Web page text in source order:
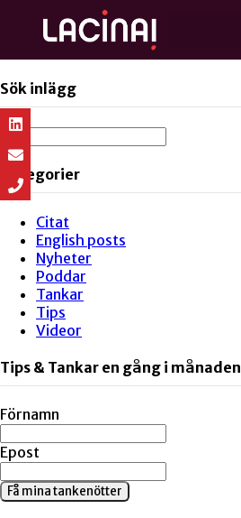
Sök inlägg
Kategorier
Citat
English posts
Nyheter
Poddar
Tankar
Tips
Videor
Tips & Tankar en gång i månaden
Förnamn
Epost
Få mina tankenötter